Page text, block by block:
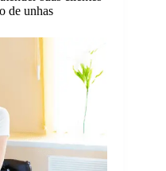
de unhas